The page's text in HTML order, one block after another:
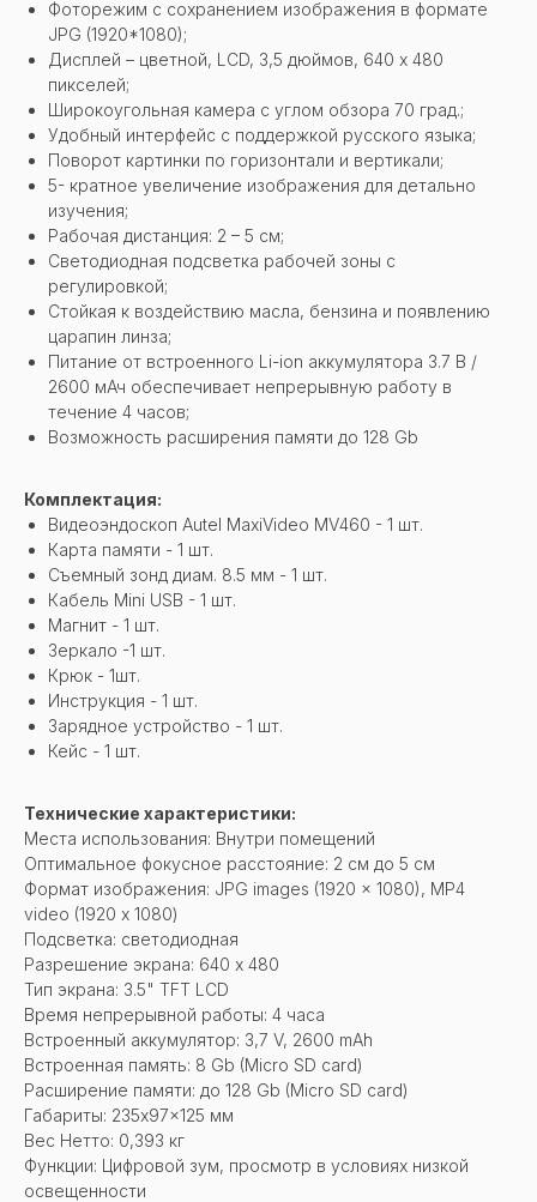
Фоторежим с сохранением изображения в формате
JPG (1920*1080);
Дисплей – цветной, LCD, 3,5 дюймов, 640 х 480
пикселей;
Широкоугольная камера с углом обзора 70 град.;
Удобный интерфейс с поддержкой русского языка;
Поворот картинки по горизонтали и вертикали;
5- кратное увеличение изображения для детально
изучения;
Рабочая дистанция: 2 – 5 см;
Светодиодная подсветка рабочей зоны с
регулировкой;
Стойкая к воздействию масла, бензина и появлению
царапин линза;
Питание от встроенного Li-ion аккумулятора 3.7 В /
2600 мАч обеспечивает непрерывную работу в
течение 4 часов;
Возможность расширения памяти до 128 Gb
Комплектация:
Видеоэндоскоп Autel MaxiVideo MV460 - 1 шт.
Карта памяти - 1 шт.
Съемный зонд диам. 8.5 мм - 1 шт.
Кабель Mini USB - 1 шт.
Магнит - 1 шт.
Зеркало -1 шт.
Крюк - 1шт.
Инструкция - 1 шт.
Зарядное устройство - 1 шт.
Кейс - 1 шт.
Технические характеристики:
Места использования: Внутри помещений
Оптимальное фокусное расстояние: 2 см до 5 см
Формат изображения: JPG images (1920 x 1080), MP4
video (1920 х 1080)
Подсветка: светодиодная
Разрешение экрана: 640 х 480
Тип экрана: 3.5" TFT LCD
Время непрерывной работы: 4 часа
Встроенный аккумулятор: 3,7 V, 2600 mAh
Встроенная память: 8 Gb (Micro SD card)
Расширение памяти: до 128 Gb (Micro SD card)
Габариты: 235x97x125 мм
Вес Нетто: 0,393 кг
Функции: Цифровой зум, просмотр в условиях низкой
освещенности